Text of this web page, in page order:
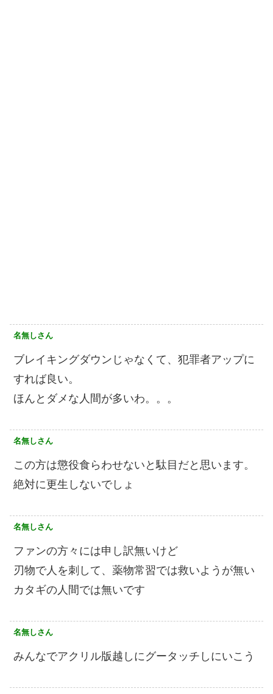
名無しさん
ブレイキングダウンじゃなくて、犯罪者アップに
すれば良い。
ほんとダメな人間が多いわ。。。
名無しさん
この方は懲役食らわせないと駄目だと思います。
絶対に更生しないでしょ
名無しさん
ファンの方々には申し訳無いけど
刃物で人を刺して、薬物常習では救いようが無い
カタギの人間では無いです
名無しさん
みんなでアクリル版越しにグータッチしにいこう